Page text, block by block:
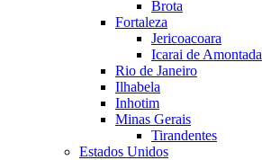
Brota
Fortaleza
Jericoacoara
Icarai de Amontada
Rio de Janeiro
Ilhabela
Inhotim
Minas Gerais
Tirandentes
Estados Unidos